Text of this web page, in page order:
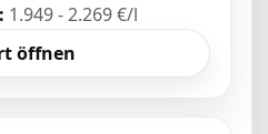
1.949 - 2.269 €/l
öffnen